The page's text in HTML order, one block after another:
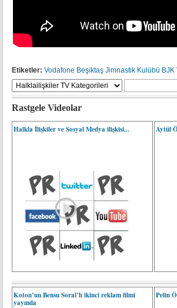
Etiketler: Vodafone Beşiktaş Jimnastik Kulübü BJK
Rastgele Videolar
Halkla İlişkiler ve Sosyal Medya ilişkisi... Aytül
Koton’un Bensu Soral’lı ikinci reklam filmi
yayında
Pelin